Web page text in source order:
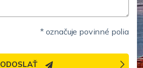
* označuje povinné polia
ODOSLAŤ